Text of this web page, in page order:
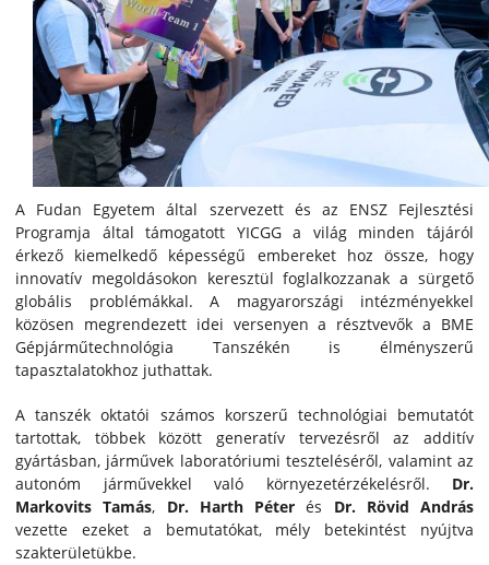
A Fudan Egyetem által szervezett és az ENSZ Fejlesztési
Programja által támogatott YICGG a világ minden tájáról
érkező kiemelkedő képességű embereket hoz össze, hogy
innovatív megoldásokon keresztül foglalkozzanak a sürgető
globális problémákkal. A magyarországi intézményekkel
közösen megrendezett idei versenyen a résztvevők a BME
Gépjárműtechnológia Tanszékén is élményszerű
tapasztalatokhoz juthattak.
A tanszék oktatói számos korszerű technológiai bemutatót
tartottak, többek között generatív tervezésről az additív
gyártásban, járművek laboratóriumi teszteléséről, valamint az
autonóm járművekkel való környezetérzékelésről. Dr.
Markovits Tamás, Dr. Harth Péter és Dr. Rövid András
vezette ezeket a bemutatókat, mély betekintést nyújtva
szakterületükbe.